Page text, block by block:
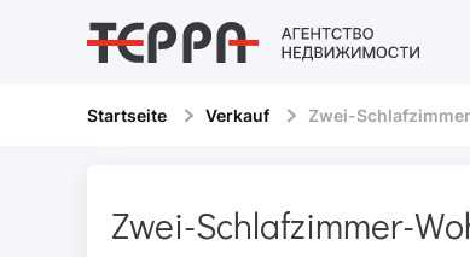
Startseite Verkauf Zwei-
Zwei-Schlafzimmer-